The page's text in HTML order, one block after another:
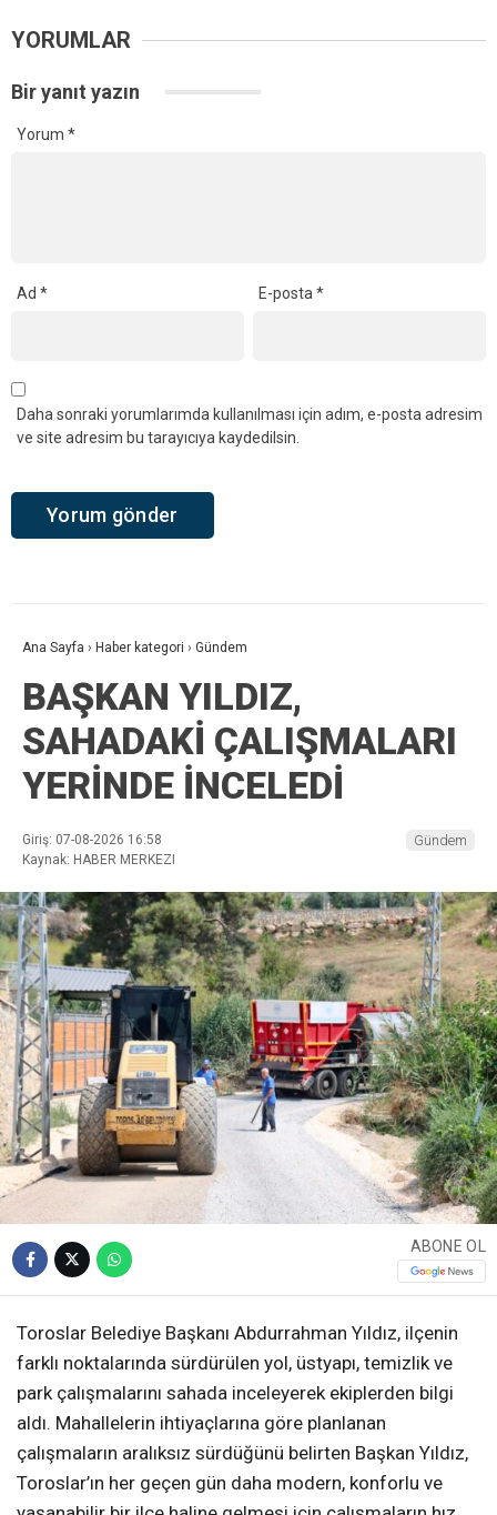
YORUMLAR
Bir yanıt yazın
Yorum *
Ad * E-posta*
Daha sonraki yorumlarımda kullanılması için adım, e-posta adresim
ve site adresim bu tarayıcıya kaydedilsin.
Ana Sayfa › Haber kategori › Gündem
BAŞKAN YILDIZ,
SAHADAKİ ÇALIŞMALARI
YERİNDE İNCELEDİ
Giriş: 07-08-2026 16:58
Kaynak: HABER MERKEZI
Gündem
ABONE OL
Toroslar Belediye Başkanı Abdurrahman Yıldız, ilçenin
farklı noktalarında sürdürülen yol, üstyapı, temizlik ve
park çalışmalarını sahada inceleyerek ekiplerden bilgi
aldı. Mahallelerin ihtiyaçlarına göre planlanan
çalışmaların aralıksız sürdüğünü belirten Başkan Yıldız,
Toroslar’ın her geçen gün daha modern, konforlu ve